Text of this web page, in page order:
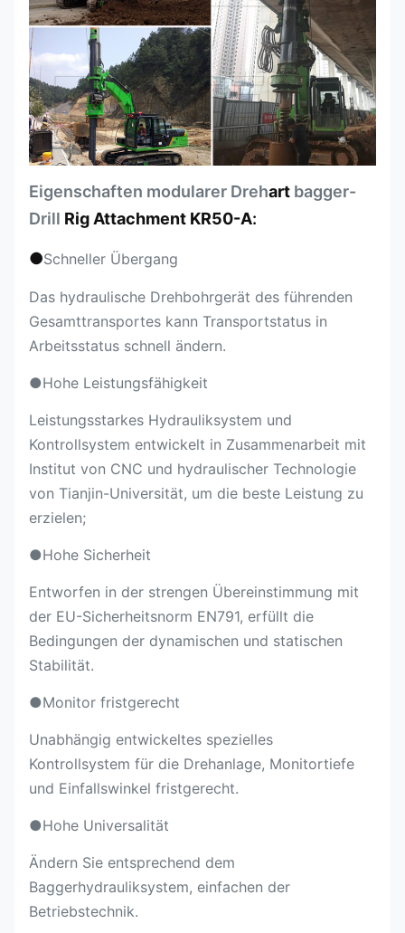
Eigenschaften modularer Drehart bagger-
Drill Rig Attachment KR50-A:
●Schneller Übergang
Das hydraulische Drehbohrgerät des führenden
Gesamttransportes kann Transportstatus in
Arbeitsstatus schnell ändern.
●Hohe Leistungsfähigkeit
Leistungsstarkes Hydrauliksystem und
Kontrollsystem entwickelt in Zusammenarbeit mit
Institut von CNC und hydraulischer Technologie
von Tianjin-Universität, um die beste Leistung zu
erzielen;
●Hohe Sicherheit
Entworfen in der strengen Übereinstimmung mit
der EU-Sicherheitsnorm EN791, erfüllt die
Bedingungen der dynamischen und statischen
Stabilität.
●Monitor fristgerecht
Unabhängig entwickeltes spezielles
Kontrollsystem für die Drehanlage, Monitortiefe
und Einfallswinkel fristgerecht.
●Hohe Universalität
Ändern Sie entsprechend dem
Baggerhydrauliksystem, einfachen der
Betriebstechnik.